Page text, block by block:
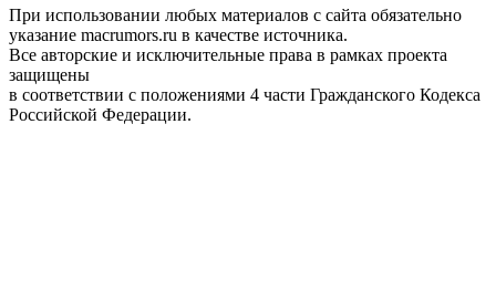
При использовании любых материалов с сайта обязательно
указание macrumors.ru в качестве источника.
Все авторские и исключительные права в рамках проекта
защищены
в соответствии с положениями 4 части Гражданского Кодекса
Российской Федерации.